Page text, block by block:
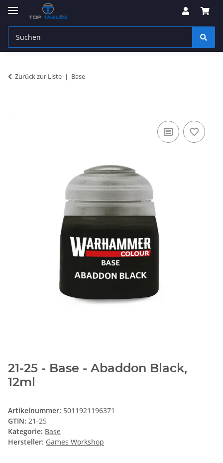
Zurück zur Liste Base
21-25 - Base - Abaddon Black,
12ml
Artikelnummer: 5011921196371
GTIN: 21-25
Kategorie: Base
Hersteller: Games Workshop